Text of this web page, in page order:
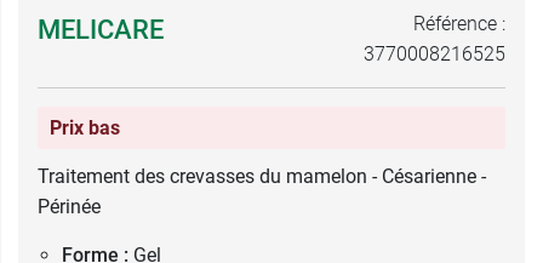
MELICARE
Référence :
3770008216525
Prix bas
Traitement des crevasses du mamelon - Césarienne -
Périnée
Forme : Gel